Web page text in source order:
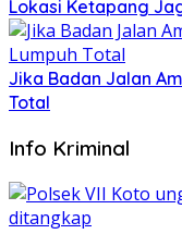
Lokasi Ketapang
Jika Badan Jalan
Total
Info Kriminal